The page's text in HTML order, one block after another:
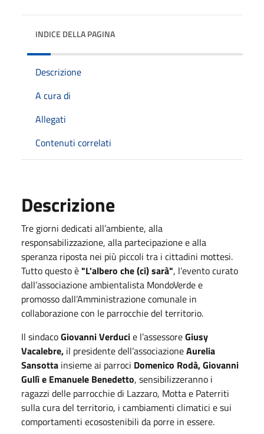
INDICE DELLA PAGINA
Descrizione
A cura di
Allegati
Contenuti correlati
Descrizione
Tre giorni dedicati all’ambiente, alla
responsabilizzazione, alla partecipazione e alla
speranza riposta nei più piccoli tra i cittadini mottesi.
Tutto questo è"L'albero che (ci) sarà", l’evento curato
dall’associazione ambientalista MondoVerde e
promosso dall’Amministrazione comunale in
collaborazione con le parrocchie del territorio.
Il sindacoGiovanni Verducie l’assessoreGiusy
Vacalebre, il presidente dell’associazioneAurelia
Sansotta insieme ai parroci Domenico Rodà, Giovanni
Gullì e Emanuele Benedetto, sensibilizzeranno i
ragazzi delle parrocchie di Lazzaro, Motta e Paterriti
sulla cura del territorio, i cambiamenti climatici e sui
comportamenti ecosostenibili da porre in essere.